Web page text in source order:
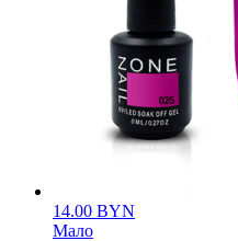
14.00 BYN
Мало